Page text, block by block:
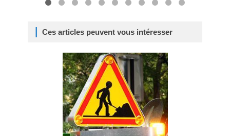
Ces articles peuvent vous intéresser